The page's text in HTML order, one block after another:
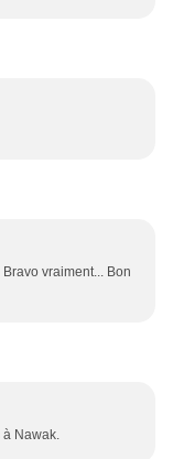
vraiment... Bon
à Nawak.